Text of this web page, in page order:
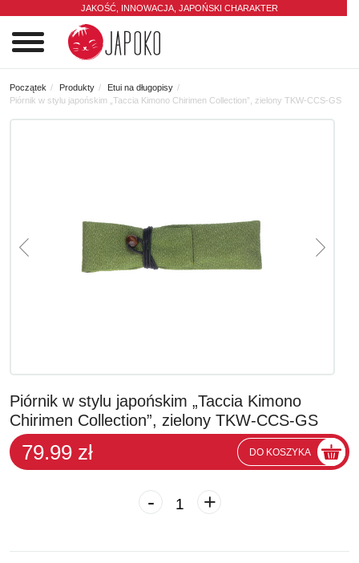
JAKOŚĆ, INNOWACJA, JAPOŃSKI CHARAKTER
Początek Produkty
Etui na długopisy
Piórnik w stylu japońskim „Taccia Kimono Chirimen Collection”, zielony TKW-CCS-GS
Piórnik w stylu japońskim „Taccia Kimono
Chirimen Collection”, zielony TKW-CCS-GS
79.99 zł DO KOSZYKA
- +